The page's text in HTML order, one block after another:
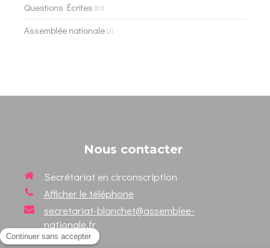
Questions Écrites (81)
Assemblée nationale(2)
Nous contacter
Secrétariat en circonscription
Afficher le téléphone
secretariat-blanchet@assemblee-
nationale.fr